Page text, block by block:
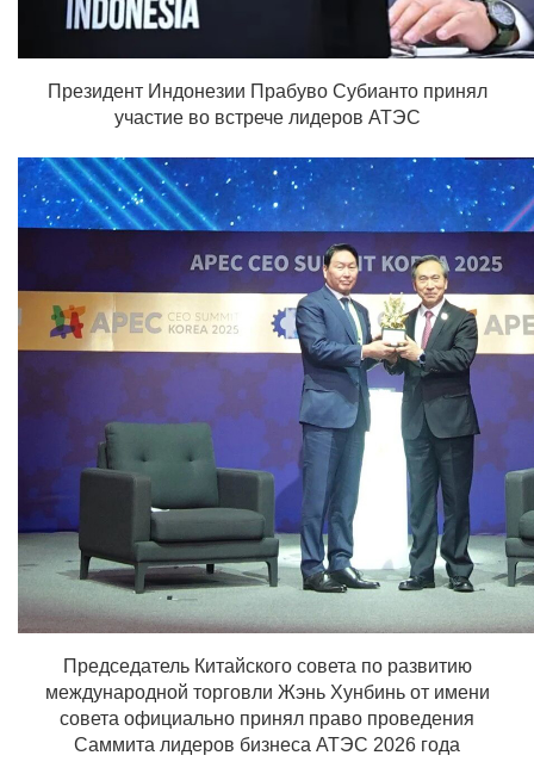
Президент Индонезии Прабуво Субианто принял
участие во встрече лидеров АТЭС
Председатель Китайского совета по развитию
международной торговли Жэнь Хунбинь от имени
совета официально принял право проведения
Саммита лидеров бизнеса АТЭС 2026 года